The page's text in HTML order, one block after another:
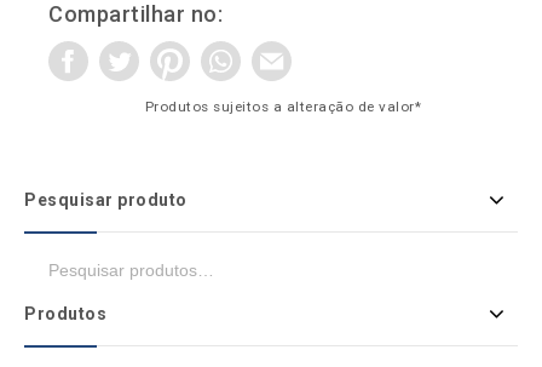
Compartilhar no:
Produtos sujeitos a alteração de valor*
Pesquisar produto
Produtos